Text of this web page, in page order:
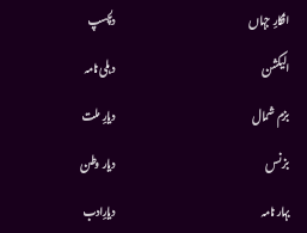
افکارِ جہاں
الیکشن
بزم شمال
بزنس
بہار نامہ
دلچسپ
دہلی نامہ
دیارِ ملت
دیار وطن
دیارِادب